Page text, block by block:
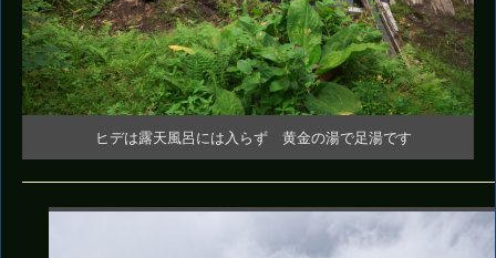
ヒデは露天風呂には入らず 黄金の湯で足湯です